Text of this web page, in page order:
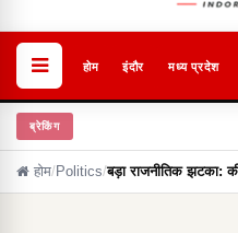
होम इंदौर मध्य प्रदेश
ब्रेकिंग
होम/ Politics/बड़ा राजनीतिक झटका: